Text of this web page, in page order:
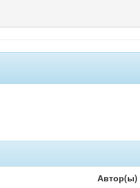
Автор(ы)